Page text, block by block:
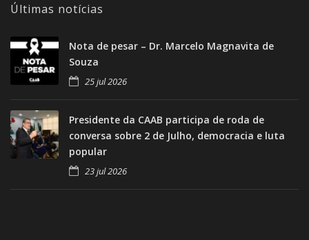
Últimas notícias
Nota de pesar – Dr. Marcelo Magnavita de
Souza
25 jul 2026
Presidente da CAAB participa de roda de
conversa sobre 2 de Julho, democracia e luta
popular
23 jul 2026